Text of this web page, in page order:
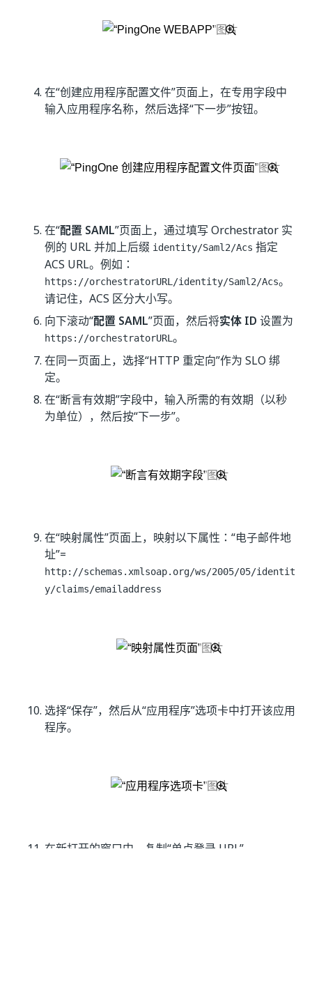
在“创建应用程序配置文件”页面上，在专用字段中
输入应用程序名称，然后选择“下一步”按钮。
在“配置 SAML”页面上，通过填写 Orchestrator 实
例的 URL 并加上后缀 identity/Saml2/Acs 指定
ACS URL。例如：
https://orchestratorURL/identity/Saml2/Acs。
请记住，ACS 区分大小写。
向下滚动“配置 SAML”页面，然后将实体 ID 设置为
https://orchestratorURL 。
在同一页面上，选择“HTTP 重定向”作为 SLO 绑
定。
在“断言有效期”字段中，输入所需的有效期（以秒
为单位），然后按“下一步”。
在“映射属性”页面上，映射以下属性：“电子邮件地
址”=
http://schemas.xmlsoap.org/ws/2005/05/identit
y/claims/emailaddress
选择“保存”，然后从“应用程序”选项卡中打开该应用
程序。
在新打开的窗口中，复制“单点登录 URL”。